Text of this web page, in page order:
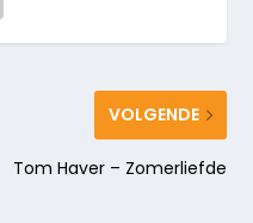
VOLGENDE
Tom Haver – Zomerliefde